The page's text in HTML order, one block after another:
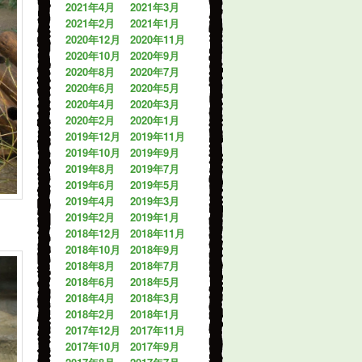
2021年4月
2021年3月
2021年2月
2021年1月
2020年12月
2020年11月
2020年10月
2020年9月
2020年8月
2020年7月
2020年6月
2020年5月
2020年4月
2020年3月
2020年2月
2020年1月
2019年12月
2019年11月
2019年10月
2019年9月
2019年8月
2019年7月
2019年6月
2019年5月
2019年4月
2019年3月
2019年2月
2019年1月
2018年12月
2018年11月
2018年10月
2018年9月
2018年8月
2018年7月
2018年6月
2018年5月
2018年4月
2018年3月
2018年2月
2018年1月
2017年12月
2017年11月
2017年10月
2017年9月